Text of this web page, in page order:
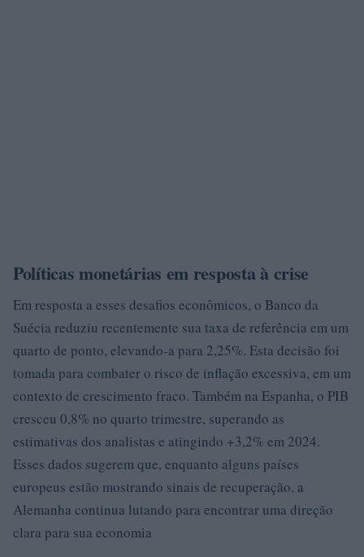
Políticas monetárias em resposta à crise
Em resposta a esses desafios econômicos, o Banco da
Suécia reduziu recentemente sua taxa de referência em um
quarto de ponto, elevando-a para 2,25%. Esta decisão foi
tomada para combater o risco de inflação excessiva, em um
contexto de crescimento fraco. Também na Espanha, o PIB
cresceu 0,8% no quarto trimestre, superando as
estimativas dos analistas e atingindo +3,2% em 2024.
Esses dados sugerem que, enquanto alguns países
europeus estão mostrando sinais de recuperação, a
Alemanha continua lutando para encontrar uma direção
clara para sua economia